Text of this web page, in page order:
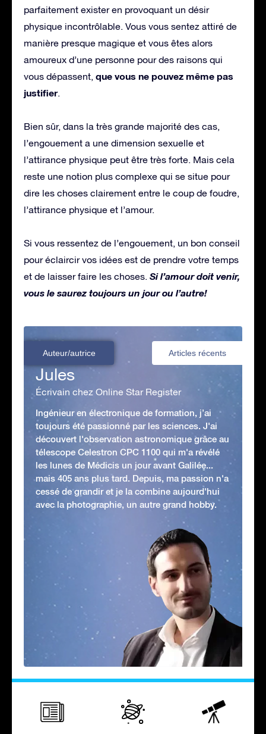
parfaitement exister en provoquant un désir
physique incontrôlable. Vous vous sentez attiré de
manière presque magique et vous êtes alors
amoureux d’une personne pour des raisons qui
vous dépassent, que vous ne pouvez même pas
justifier.
Bien sûr, dans la très grande majorité des cas,
l’engouement a une dimension sexuelle et
l’attirance physique peut être très forte. Mais cela
reste une notion plus complexe qui se situe pour
dire les choses clairement entre le coup de foudre,
l’attirance physique et l’amour.
Si vous ressentez de l’engouement, un bon conseil
pour éclaircir vos idées est de prendre votre temps
et de laisser faire les choses. Si l’amour doit venir,
vous le saurez toujours un jour ou l’autre!
Auteur/autrice Articles récents
Jules
Écrivain chez Online Star Register
Ingénieur en électronique de formation, j’ai
toujours été passionné par les sciences. J'ai
découvert l'observation astronomique grâce au
télescope Celestron CPC 1100 qui m'a révélé
les lunes de Médicis un jour avant Galilée...
mais 405 ans plus tard. Depuis, ma passion n'a
cessé de grandir et je la combine aujourd'hui
avec la photographie, un autre grand hobby.